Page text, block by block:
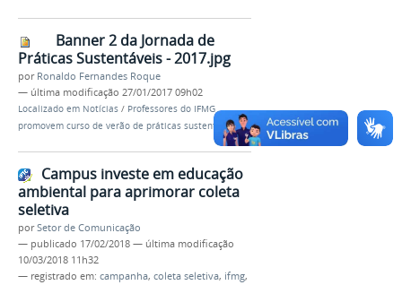
Banner 2 da Jornada de
Práticas Sustentáveis - 2017.jpg
por Ronaldo Fernandes Roque
— última modificação 27/01/2017 09h02
Localizado em Notícias / Professores do IFMG
promovem curso de verão de práticas sustentáveis
Campus investe em educação
ambiental para aprimorar coleta
seletiva
porSetor de Comunicação
— publicado 17/02/2018 — última modificação
10/03/2018 11h32
— registrado em: campanha, coleta seletiva, ifmg,